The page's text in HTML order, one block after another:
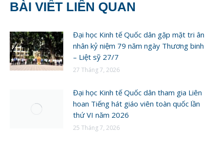
BÀI VIẾT LIÊN QUAN
Đại học Kinh tế Quốc dân gặp mặt tri ân
nhân kỷ niệm 79 năm ngày Thương binh
– Liệt sỹ 27/7
27 Tháng 7, 2026
Đại học Kinh tế Quốc dân tham gia Liên
hoan Tiếng hát giáo viên toàn quốc lần
thứ VI năm 2026
25 Tháng 7, 2026